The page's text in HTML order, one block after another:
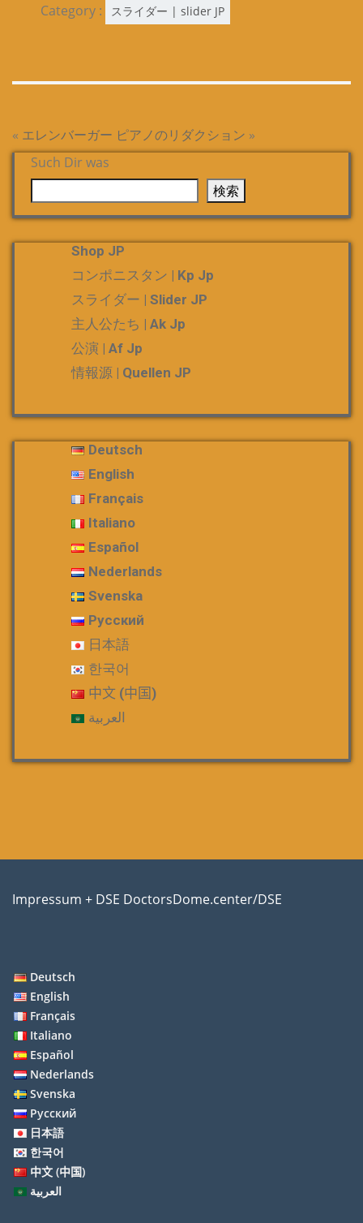
Category : スライダー | slider JP
« エレンバーガー ピアノのリダクション »
Such Dir was
検索
Shop JP
コンポニスタン | Kp Jp
スライダー | Slider JP
主人公たち | Ak Jp
公演 | Af Jp
情報源 | Quellen JP
Deutsch
English
Français
Italiano
Español
Nederlands
Svenska
Русский
日本語
한국어
中文 (中国)
العربية
Impressum + DSE DoctorsDome.center/DSE
Deutsch
English
Français
Italiano
Español
Nederlands
Svenska
Русский
日本語
한국어
中文 (中国)
العربية